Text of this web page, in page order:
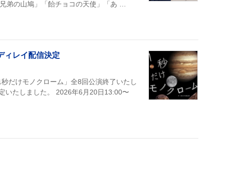
弟の山鳩」「飴チョコの天使」「あ …
ィレイ配信決定
だけモノクローム」全8回公演終了いたし
いたしました。 2026年6月20日13:00〜